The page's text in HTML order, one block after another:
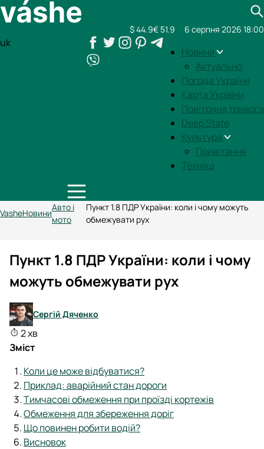
uk
Новини
Актуально
Погода України
Карта України
Повітряна тривога
Deep State
Культура
Привітання
Техніка
$ 44.9€ 51.9 6 серпня 2026 18:00
VasheНовини
Авто і
мото
Пункт 1.8 ПДР України: коли і чому можуть
обмежувати рух
Пункт 1.8 ПДР України: коли і чому
можуть обмежувати рух
Сергій Дяченко
2 хв
Зміст
Коли це може відбуватися?
Приклад: аварійний стан дороги
Тимчасові обмеження при проїзді кортежів
Обмеження для збереження доріг
Що повинен робити водій?
Висновок